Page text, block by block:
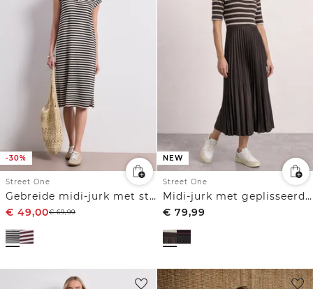
-30%
Street One
Gebreide midi-jurk met strepen
€ 49,00€69,99
NEW
Street One
Midi-jurk met geplisseerde rok en strepen
€ 79,99